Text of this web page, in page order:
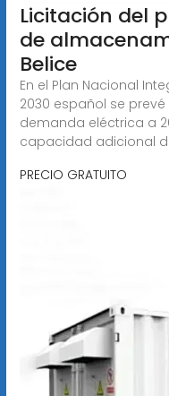
Licitación del
de
Belice
En el Plan Nacional
2030 español se
demanda eléctrica a
capacidad adicional
PRECIO GRATUITO